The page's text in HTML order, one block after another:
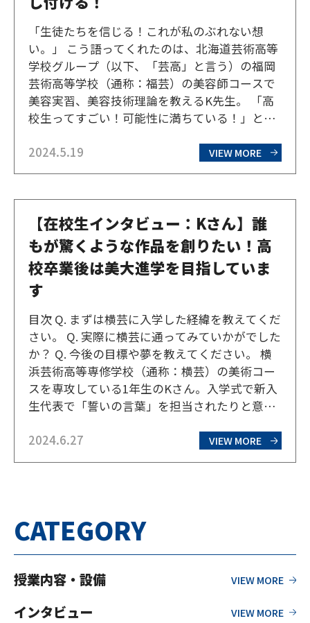
「生徒たちを信じる！これが私のぶれない想
い。」 こう語ってくれたのは、北海道芸術高等
学校グループ（以下、「芸高」と言う）の福岡
芸術高等学校（通称：福芸）の美容師コースで
美容実習、美容技術理論を教えるK先生。 「高
校生ってすごい！可能性に満ちている！」と、
自発的に努力し、期待以上のパフォーマンスを
発揮する姿を、目の当たりにしてきたからだ。
2024.5.19 VIEW MORE
【在校生インタビュー：Kさん】誰
もが驚くような作品を創りたい！高
校卒業後は美大進学を目指していま
す
目次 Q. まずは横芸に入学した経緯を教えてくだ
さい。 Q. 実際に横芸に通ってみていかがでした
か？ Q. 今後の目標や夢を教えてください。 横
浜芸術高等専修学校（通称：横芸）の美術コー
スを専攻している1年生のKさん。入学式で新入
生代表で「誓いの言葉」を担当されたりと意欲
に入学した経緯を教えてください。 小さい頃か
ら絵を描くことが大好きで、いつも描い…
2024.6.27 VIEW MORE
CATEGORY
授業内容・設備
インタビュー